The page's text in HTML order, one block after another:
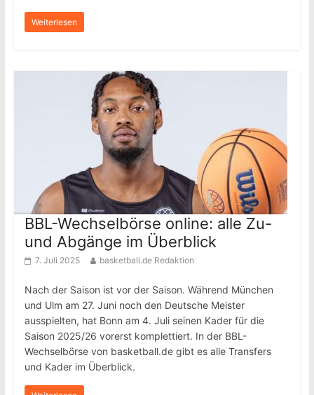
Weiterlesen
BBL-Wechselbörse online: alle Zu-
und Abgänge im Überblick
7. Juli 2025 basketball.de Redaktion
Nach der Saison ist vor der Saison. Während München
und Ulm am 27. Juni noch den Deutsche Meister
ausspielten, hat Bonn am 4. Juli seinen Kader für die
Saison 2025/26 vorerst komplettiert. In der BBL-
Wechselbörse von basketball.de gibt es alle Transfers
und Kader im Überblick.